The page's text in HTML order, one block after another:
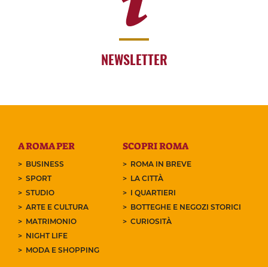
NEWSLETTER
A ROMA PER
BUSINESS
SPORT
STUDIO
ARTE E CULTURA
MATRIMONIO
NIGHT LIFE
MODA E SHOPPING
SCOPRI ROMA
ROMA IN BREVE
LA CITTÀ
I QUARTIERI
BOTTEGHE E NEGOZI STORICI
CURIOSITÀ